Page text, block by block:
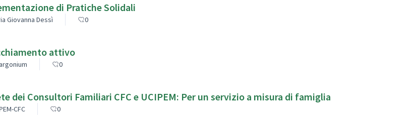
di Pratiche Solidali
Giovanna Dessì 0
attivo
0
dei Consultori Familiari CFC e UCIPEM: Per un servizio a misura di famiglia
CFC 0